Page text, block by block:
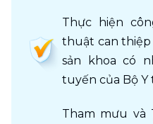
Thực hiện
thuật can thiệp
sản khoa có
tuyến của Bộ Y
Tham mưu và